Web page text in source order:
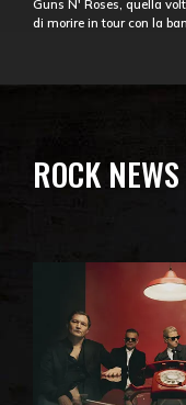
Guns N' Roses, quella
di morire in tour con la
ROCK NEWS